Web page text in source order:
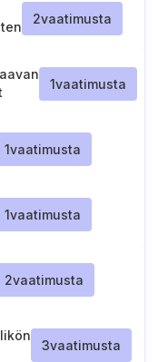
2vaatimusta
1vaatimusta
1vaatimusta
1vaatimusta
2vaatimusta
3vaatimusta